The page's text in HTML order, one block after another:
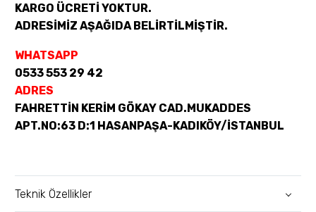
KARGO ÜCRETİ YOKTUR.
ADRESİMİZ AŞAĞIDA BELİRTİLMİŞTİR.
WHATSAPP
0533 553 29 42
ADRES
FAHRETTİN KERİM GÖKAY CAD.MUKADDES
APT.NO:63 D:1 HASANPAŞA-KADIKÖY/İSTANBUL
Teknik Özellikler